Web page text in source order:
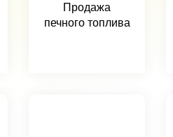
Продажа
печного топлива